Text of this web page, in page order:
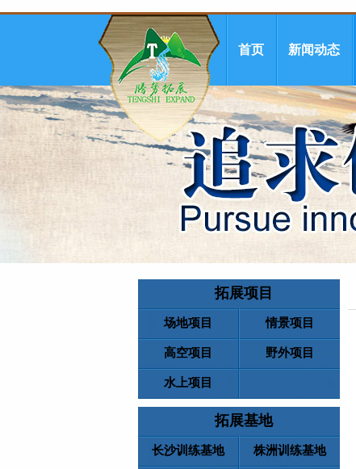
首页 新闻动态
拓展项目
场地项目 情景项目
高空项目 野外项目
水上项目
拓展基地
长沙训练基地 株洲训练基地